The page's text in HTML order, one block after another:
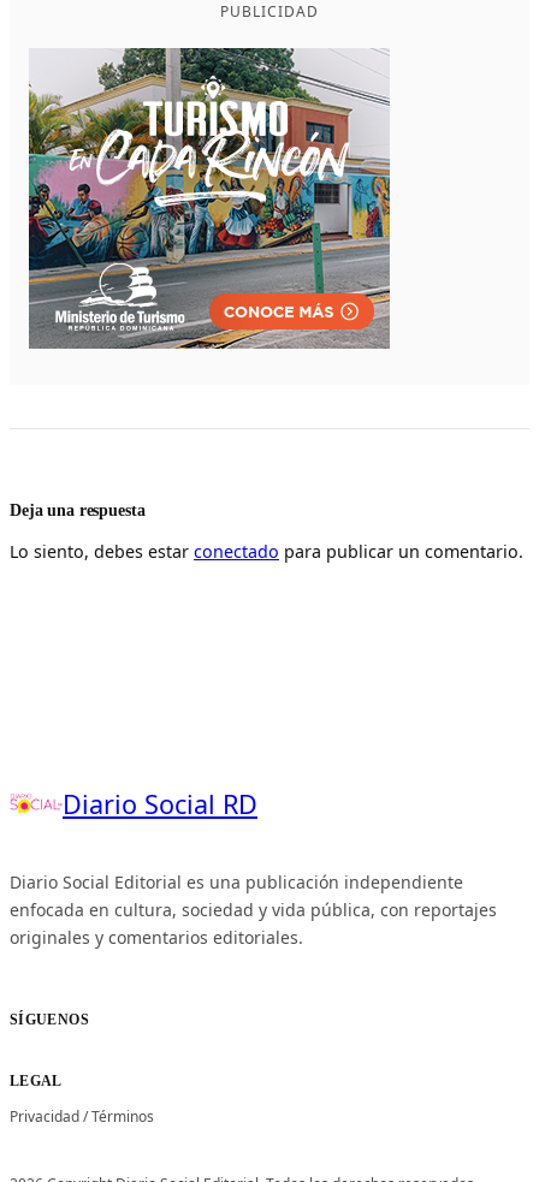
PUBLICIDAD
Deja una respuesta
Lo siento, debes estar conectado para publicar un comentario.
Diario Social RD
Diario Social Editorial es una publicación independiente
enfocada en cultura, sociedad y vida pública, con reportajes
originales y comentarios editoriales.
SÍGUENOS
LEGAL
Privacidad/Términos